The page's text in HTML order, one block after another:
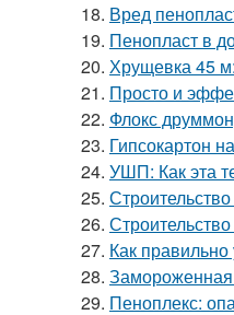
18. Вред
19. Пенопласт в
20. Хрущевка 45
21. Просто и
22. Флокс
23. Гипсокартон
24. УШП: Как эта
25.
26.
27. Как
28. Замороженная
29. Пеноплекс: